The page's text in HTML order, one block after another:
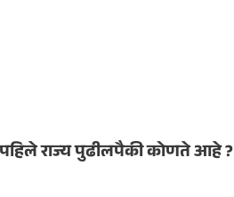
पहिले राज्य पुढीलपैकी कोणते आहे ?